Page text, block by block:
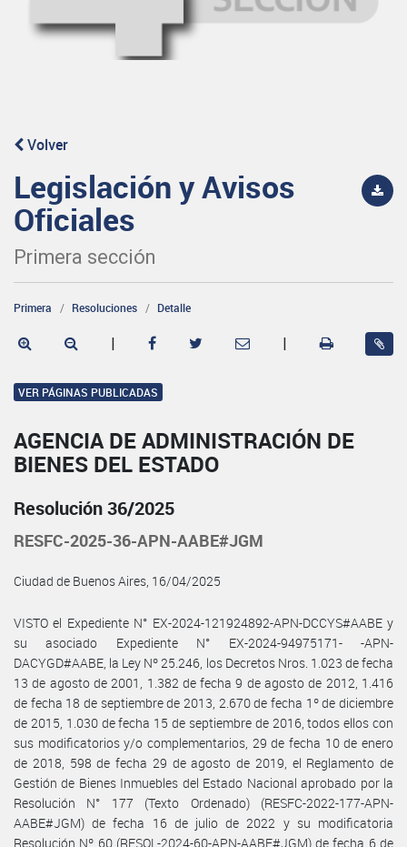
Volver
Legislación y Avisos
Oficiales
Primera sección
Primera Resoluciones Detalle
| |
VER PÁGINAS PUBLICADAS
AGENCIA DE ADMINISTRACIÓN DE
BIENES DEL ESTADO
Resolución 36/2025
RESFC-2025-36-APN-AABE#JGM
Ciudad de Buenos Aires, 16/04/2025
VISTO el Expediente N° EX-2024-121924892-APN-DCCYS#AABE y
su asociado Expediente N° EX-2024-94975171- -APN-
DACYGD#AABE, la Ley Nº 25.246, los Decretos Nros. 1.023 de fecha
13 de agosto de 2001, 1.382 de fecha 9 de agosto de 2012, 1.416
de fecha 18 de septiembre de 2013, 2.670 de fecha 1º de diciembre
de 2015, 1.030 de fecha 15 de septiembre de 2016, todos ellos con
sus modificatorios y/o complementarios, 29 de fecha 10 de enero
de 2018, 598 de fecha 29 de agosto de 2019, el Reglamento de
Gestión de Bienes Inmuebles del Estado Nacional aprobado por la
Resolución N° 177 (Texto Ordenado) (RESFC-2022-177-APN-
AABE#JGM) de fecha 16 de julio de 2022 y su modificatoria
Resolución Nº 60 (RESOL-2024-60-APN-AABE#JGM) de fecha 6 de